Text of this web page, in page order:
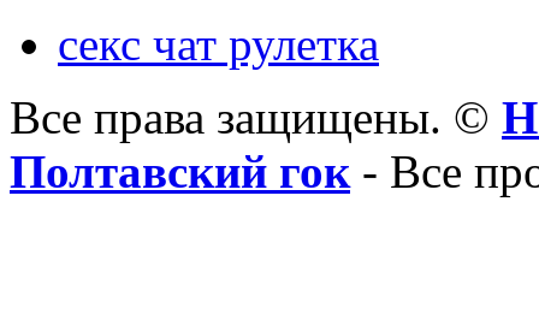
секс чат рулетка
Все права защищены. ©
Полтавский гок- Все